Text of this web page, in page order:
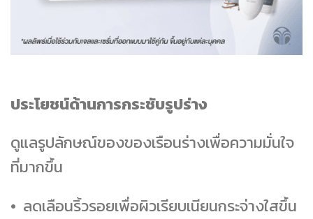
ประโยชน์ด้านการกระชับรูปร่าง
ดูแลรูปลักษณ์ของของเรือนร่างเพื่อความมั่นใจ
ที่มากขึ้น
• ลดเลือนริ้วรอยเพื่อผิวเรียบเนียนกระจ่างใสขึ้น